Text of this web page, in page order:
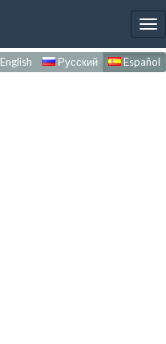
English Русский Español